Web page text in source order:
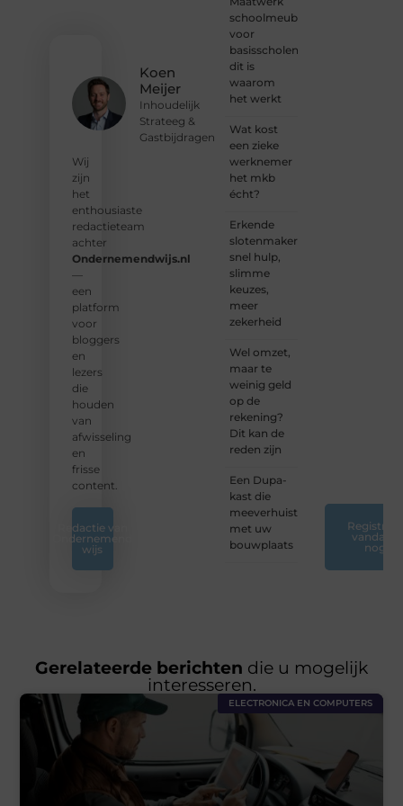
Koen
Meijer
Inhoudelijk
Strateeg &
Gastbijdragen
Wij
zijn
het
enthousiaste
redactieteam
achter
Ondernemendwijs.nl
—
een
platform
voor
bloggers
en
lezers
die
houden
van
afwisseling
en
frisse
content.
Redactie van
Ondernemend
wijs
schoolmeubilair
voor
basisscholen:
dit is
waarom
het werkt
Wat kost
een zieke
werknemer
het mkb
écht?
Erkende
slotenmakers:
snel hulp,
slimme
keuzes,
meer
zekerheid
Wel omzet,
maar te
weinig geld
op de
rekening?
Dit kan de
reden zijn
Een Dupa-
kast die
meeverhuist
met uw
bouwplaats
Registreer
vandaag
nog
Gerelateerde berichten die u mogelijk
interesseren.
ELECTRONICA EN COMPUTERS